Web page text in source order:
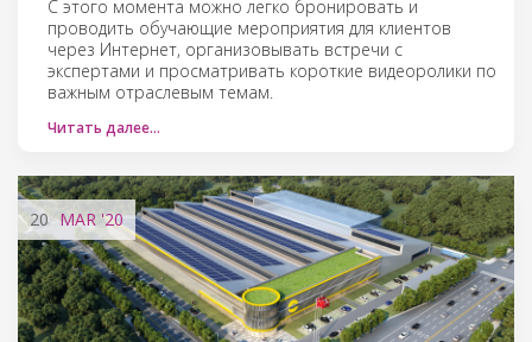
С этого момента можно легко бронировать и
проводить обучающие мероприятия для клиентов
через Интернет, организовывать встречи с
экспертами и просматривать короткие видеоролики по
важным отраслевым темам.
Читать далее…
20 MAR '20